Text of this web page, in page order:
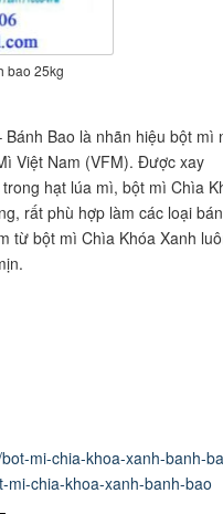
bao 25kg
Bao là nhãn hiệu bột mì
Việt Nam (VFM). Được xay
hạt lúa mì, bột mì Chìa
rất phù hợp làm các loại
từ bột mì Chìa Khóa Xanh
mi-chia-khoa-xanh-banh-
mi-chia-khoa-xanh-banh-bao